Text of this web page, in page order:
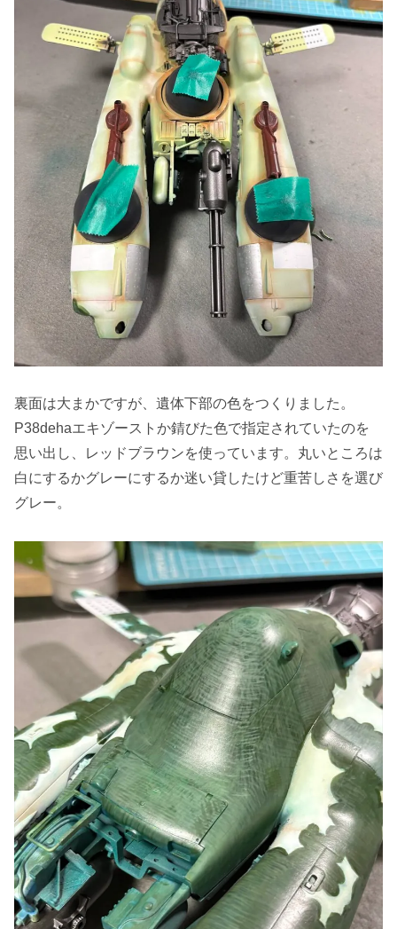
裏面は大まかですが、遺体下部の色をつくりました。
P38dehaエキゾーストか錆びた色で指定されていたのを
思い出し、レッドブラウンを使っています。丸いところは
白にするかグレーにするか迷い貸したけど重苦しさを選び
グレー。